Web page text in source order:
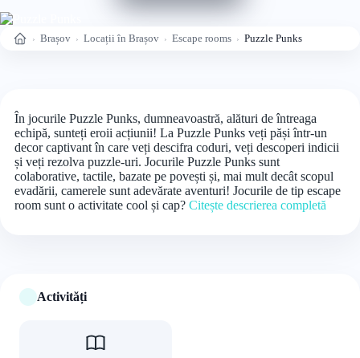
Acasă Brașov Locații în Brașov Escape rooms Puzzle Punks
În jocurile Puzzle Punks, dumneavoastră, alături de întreaga
echipă, sunteți eroii acțiunii! La Puzzle Punks veți păși într-un
decor captivant în care veți descifra coduri, veți descoperi indicii
și veți rezolva puzzle-uri. Jocurile Puzzle Punks sunt
colaborative, tactile, bazate pe povești și, mai mult decât scopul
evadării, camerele sunt adevărate aventuri! Jocurile de tip escape
room sunt o activitate cool și cap? Citește descrierea completă
Activități